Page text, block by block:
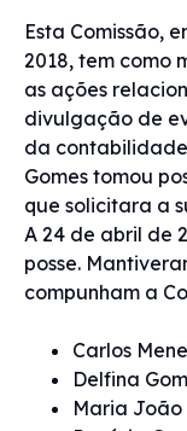
Esta Comissão,
2018, tem como
as ações
divulgação de
da
Gomes tomou
que solicitara a
A 24 de abril de
posse.
compunham a
Carlos
Delfina
Maria